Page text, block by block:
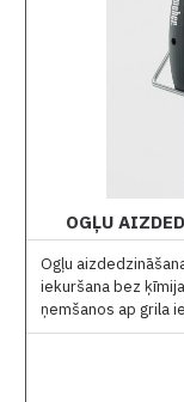
OGĻU
Ogļu
iekuršana bez
ņemšanos ap grila